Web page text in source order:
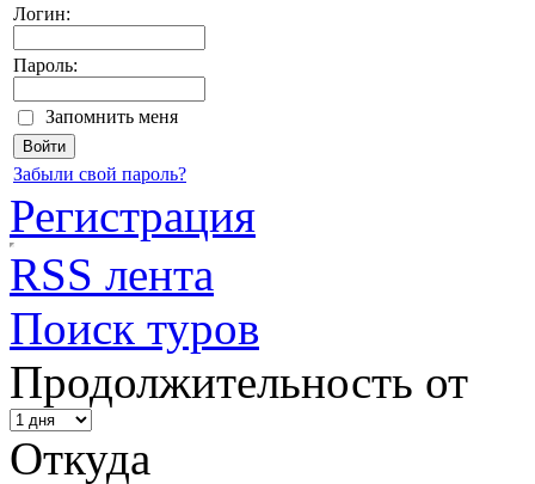
Логин:
Пароль:
Запомнить меня
Забыли свой пароль?
Регистрация
RSS лента
Поиск туров
Продолжительность от
Откуда